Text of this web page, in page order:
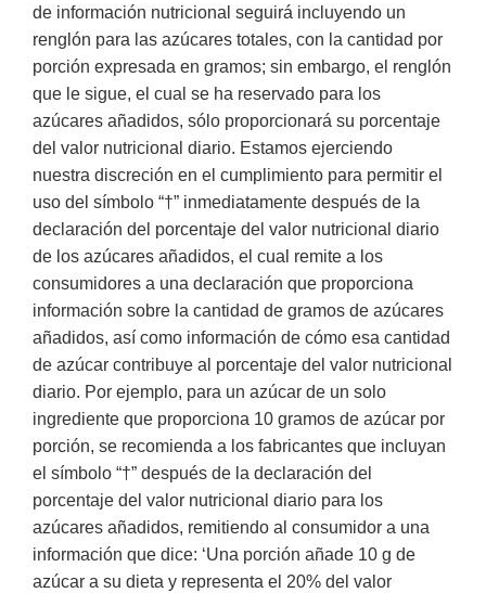
de información nutricional seguirá incluyendo un
renglón para las azúcares totales, con la cantidad por
porción expresada en gramos; sin embargo, el renglón
que le sigue, el cual se ha reservado para los
azúcares añadidos, sólo proporcionará su porcentaje
del valor nutricional diario. Estamos ejerciendo
nuestra discreción en el cumplimiento para permitir el
uso del símbolo “†” inmediatamente después de la
declaración del porcentaje del valor nutricional diario
de los azúcares añadidos, el cual remite a los
consumidores a una declaración que proporciona
información sobre la cantidad de gramos de azúcares
añadidos, así como información de cómo esa cantidad
de azúcar contribuye al porcentaje del valor nutricional
diario. Por ejemplo, para un azúcar de un solo
ingrediente que proporciona 10 gramos de azúcar por
porción, se recomienda a los fabricantes que incluyan
el símbolo “†” después de la declaración del
porcentaje del valor nutricional diario para los
azúcares añadidos, remitiendo al consumidor a una
información que dice: ‘Una porción añade 10 g de
azúcar a su dieta y representa el 20% del valor